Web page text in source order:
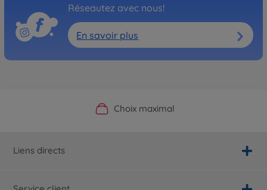
Réseautez avec nous!
En savoir plus
Boutique officielle du fabricant
Choix maximal
Service personnalisé
Livraison rapide
Liens directs